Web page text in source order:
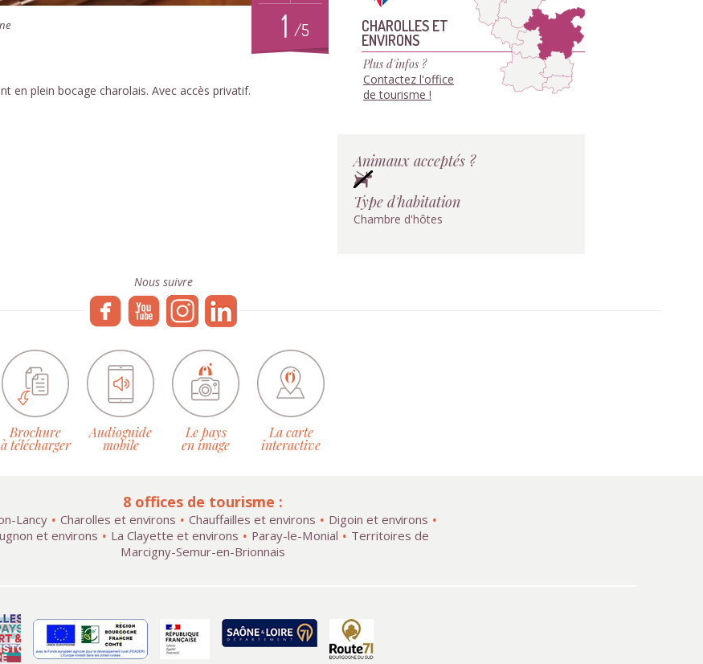
1 /5
en plein bocage charolais. Avec accès privatif.
CHAROLLES ET
ENVIRONS
Plus d'infos ?
Contactez l'office
de tourisme !
Animaux acceptés ?
Type d'habitation
Chambre d'hôtes
Nous suivre
Brochure
à télécharger
Audioguide
mobile
Le pays
en image
La carte
interactive
8 offices de tourisme :
Lancy Charolles et environs Chauffailles et environs
Digoin et environs
et environs
La Clayette et environs Paray-le-Monial
Territoires de
Marcigny-Semur-en-Brionnais